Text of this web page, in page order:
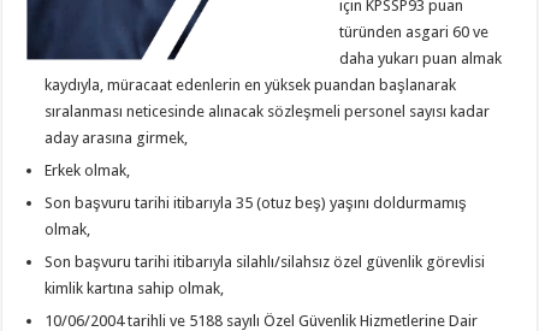
için KPSSP93 puan
türünden asgari 60 ve
daha yukarı puan almak
kaydıyla, müracaat edenlerin en yüksek puandan başlanarak
sıralanması neticesinde alınacak sözleşmeli personel sayısı kadar
aday arasına girmek,
Erkek olmak,
Son başvuru tarihi itibarıyla 35 (otuz beş) yaşını doldurmamış
olmak,
Son başvuru tarihi itibarıyla silahlı/silahsız özel güvenlik görevlisi
kimlik kartına sahip olmak,
10/06/2004 tarihli ve 5188 sayılı Özel Güvenlik Hizmetlerine Dair